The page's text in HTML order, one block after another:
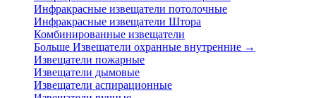
Инфракрасные извещатели потолочные
Инфракрасные извещатели Штора
Комбинированные извещатели
Больше Извещатели охранные внутренние →
Извещатели пожарные
Извещатели дымовые
Извещатели аспирационные